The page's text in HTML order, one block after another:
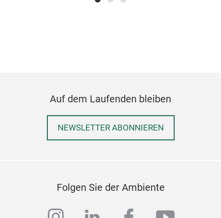
Auf dem Laufenden bleiben
NEWSLETTER ABONNIEREN
Folgen Sie der Ambiente